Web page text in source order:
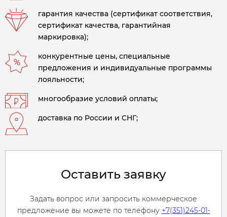
гарантия качества (сертификат соответствия,
сертификат качества, гарантийная
маркировка);
конкурентные цены, специальные
предложения и индивидуальные программы
лояльности;
многообразие условий оплаты;
доставка по России и СНГ;
Оставить заявку
Задать вопрос или запросить коммерческое
предложение вы можете по телефону +7(351)245-01-